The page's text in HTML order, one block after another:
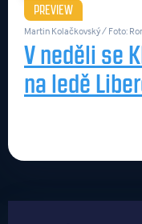
PREVIEW
Martin Kolačkovský / Foto:
V neděli se
na ledě